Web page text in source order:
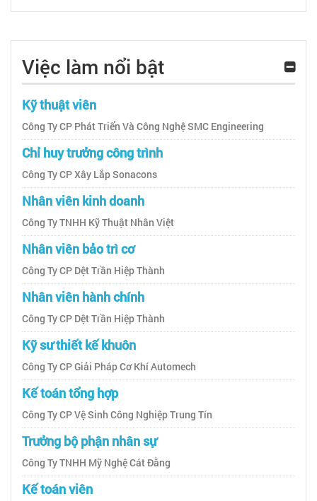
Việc làm nổi bật
Kỹ thuật viên
Công Ty CP Phát Triển Và Công Nghệ SMC Engineering
Chỉ huy trưởng công trình
Công Ty CP Xây Lắp Sonacons
Nhân viên kinh doanh
Công Ty TNHH Kỹ Thuật Nhân Việt
Nhân viên bảo trì cơ
Công Ty CP Dệt Trần Hiệp Thành
Nhân viên hành chính
Công Ty CP Dệt Trần Hiệp Thành
Kỹ sư thiết kế khuôn
Công Ty CP Giải Pháp Cơ Khí Automech
Kế toán tổng hợp
Công Ty CP Vệ Sinh Công Nghiệp Trung Tín
Trưởng bộ phận nhân sự
Công Ty TNHH Mỹ Nghệ Cát Đằng
Kế toán viên